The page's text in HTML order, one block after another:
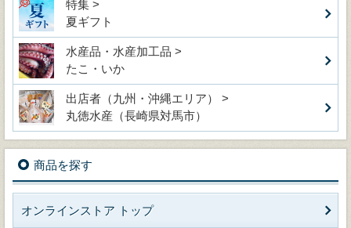
特集 >
夏ギフト
水産品・水産加工品 >
たこ・いか
出店者（九州・沖縄エリア） >
丸徳水産（長崎県対馬市）
商品を探す
オンラインストア トップ